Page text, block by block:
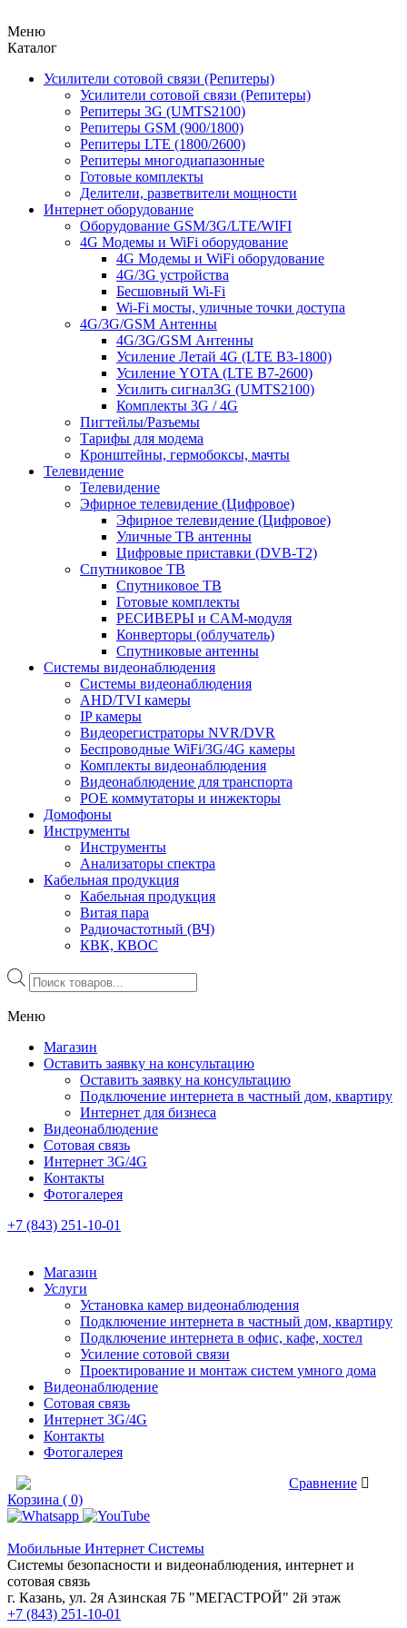
Меню
Каталог
Усилители сотовой связи (Репитеры)
Усилители сотовой связи (Репитеры)
Репитеры 3G (UMTS2100)
Репитеры GSM (900/1800)
Репитеры LTE (1800/2600)
Репитеры многодиапазонные
Готовые комплекты
Делители, разветвители мощности
Интернет оборудование
Оборудование GSM/3G/LTE/WIFI
4G Модемы и WiFi оборудование
4G Модемы и WiFi оборудование
4G/3G устройства
Бесшовный Wi-Fi
Wi-Fi мосты, уличные точки доступа
4G/3G/GSM Антенны
4G/3G/GSM Антенны
Усиление Летай 4G (LTE B3-1800)
Усиление YOTA (LTE B7-2600)
Усилить сигнал3G (UMTS2100)
Комплекты 3G / 4G
Пигтейлы/Разъемы
Тарифы для модема
Кронштейны, гермобоксы, мачты
Телевидение
Телевидение
Эфирное телевидение (Цифровое)
Эфирное телевидение (Цифровое)
Уличные ТВ антенны
Цифровые приставки (DVB-T2)
Спутниковое ТВ
Спутниковое ТВ
Готовые комплекты
РЕСИВЕРЫ и CAM-модуля
Конверторы (облучатель)
Спутниковые антенны
Системы видеонаблюдения
Системы видеонаблюдения
AHD/TVI камеры
IP камеры
Видеорегистраторы NVR/DVR
Беспроводные WiFi/3G/4G камеры
Комплекты видеонаблюдения
Видеонаблюдение для транспорта
POE коммутаторы и инжекторы
Домофоны
Инструменты
Инструменты
Анализаторы спектра
Кабельная продукция
Кабельная продукция
Витая пара
Радиочастотный (ВЧ)
КВК, КВОС
Поиск
товаров
Меню
Магазин
Оставить заявку на консультацию
Оставить заявку на консультацию
Подключение интернета в частный дом, квартиру
Интернет для бизнеса
Видеонаблюдение
Сотовая связь
Интернет 3G/4G
Контакты
Фотогалерея
+7 (843) 251-10-01
Магазин
Услуги
Установка камер видеонаблюдения
Подключение интернета в частный дом, квартиру
Подключение интернета в офис, кафе, хостел
Усиление сотовой связи
Проектирование и монтаж систем умного дома
Видеонаблюдение
Сотовая связь
Интернет 3G/4G
Контакты
Фотогалерея
Сравнение
Корзина ( 0)
Мобильные Интернет Системы
Системы безопасности и видеонаблюдения, интернет и
сотовая связь
г. Казань, ул. 2я Азинская 7Б "МЕГАСТРОЙ" 2й этаж
+7 (843) 251-10-01